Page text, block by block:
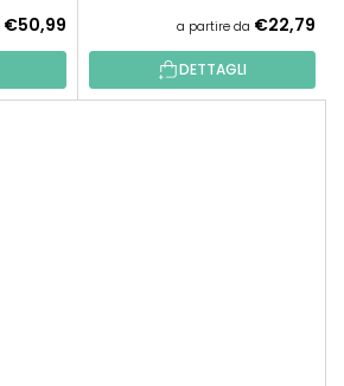
€50,99 a partire da €22,79
DETTAGLI